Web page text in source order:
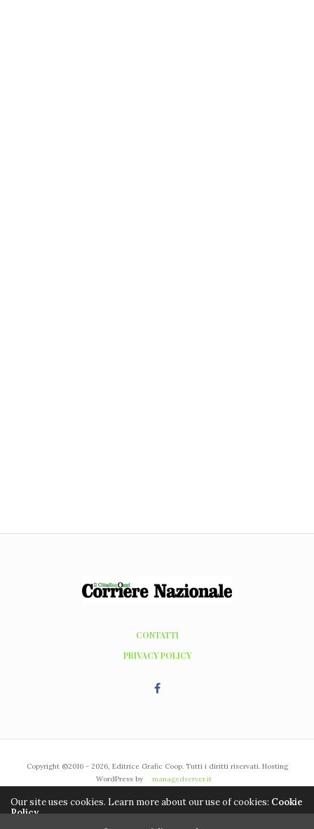
CONTATTI
PRIVACY POLICY
Copyright ©2016 - 2026, Editrice Grafic Coop. Tutti i diritti riservati. Hosting
WordPress by
managedserver.it
Our site uses cookies. Learn more about our use of cookies: Cookie
Policy